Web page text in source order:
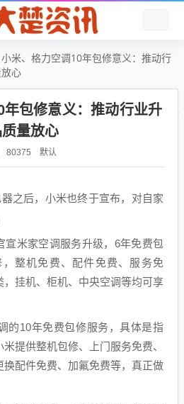
小米、格力空调10年包修意义：推动行
心
包修意义：推动行业升
量放心
80375 默认
之后，小米也终于宣布，对自家
宣米家空调服务升级，6年免费包
整机免费、配件免费、服务免
，挂机、柜机、中央空调等均可享
的10年免费包修服务，具体是指
提供整机包修、上门服务免费、
换配件免费、加氟免费等，真正做